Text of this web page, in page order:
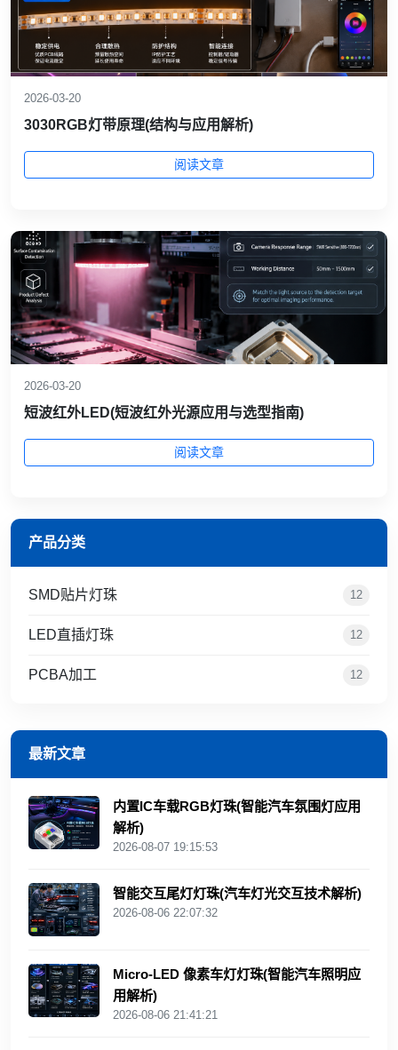
2026-03-20
3030RGB灯带原理(结构与应用解析)
阅读文章
2026-03-20
短波红外LED(短波红外光源应用与选型指南)
阅读文章
产品分类
SMD贴片灯珠 12
LED直插灯珠 12
PCBA加工 12
最新文章
内置IC车载RGB灯珠(智能汽车氛围灯应用
解析)
2026-08-07 19:15:53
智能交互尾灯灯珠(汽车灯光交互技术解析)
2026-08-06 22:07:32
Micro-LED 像素车灯灯珠(智能汽车照明应
用解析)
2026-08-06 21:41:21